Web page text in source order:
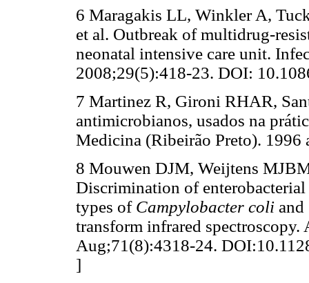
6 Maragakis LL, Winkler A,
et al. Outbreak of multidrug-
neonatal intensive care unit.
2008;29(5):418-23. DOI:
7 Martinez R, Gironi RHAR,
antimicrobianos, usados na
Medicina (Ribeirão Preto). 1996
8 Mouwen DJM, Weijtens
Discrimination of
types of Campylobacter coli and
transform infrared
Aug;71(8):4318-24.
]